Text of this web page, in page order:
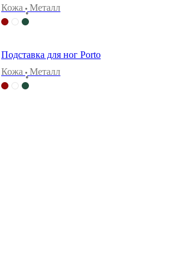
Кожа
•
Металл
Подставка для ног Porto
Кожа
•
Металл